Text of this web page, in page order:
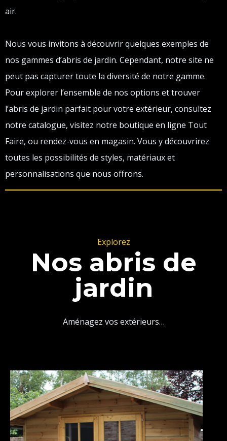
air.
Nous vous invitons à découvrir quelques exemples de
nos gammes d’abris de jardin. Cependant, notre site ne
peut pas capturer toute la diversité de notre gamme.
Pour explorer l’ensemble de nos options et trouver
l’abris de jardin parfait pour votre extérieur, consultez
notre catalogue, visitez notre boutique en ligne Tout
Faire, ou rendez-vous en magasin. Vous y découvrirez
toutes les possibilités de styles, matériaux et
personnalisations que nous offrons.
Explorez
Nos abris de
jardin
Aménagez vos extérieurs…